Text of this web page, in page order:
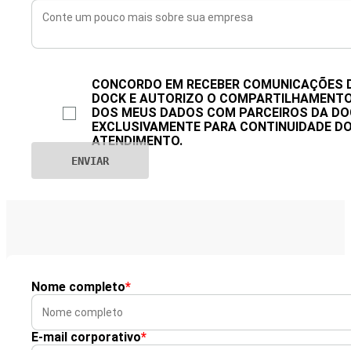
CONCORDO EM RECEBER COMUNICAÇÕES
DOCK E AUTORIZO O
DOS MEUS DADOS COM PARCEIROS DA
EXCLUSIVAMENTE PARA CONTINUIDADE
ATENDIMENTO.
Nome completo*
E-mail corporativo*